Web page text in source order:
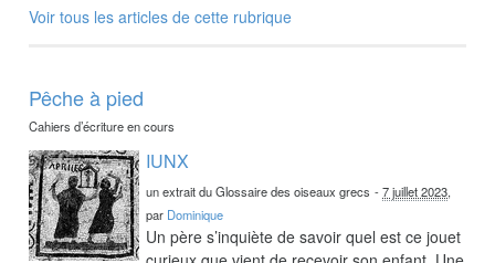
Voir tous les articles de cette rubrique
Pêche à pied
Cahiers d’écriture en cours
IUNX
un extrait du Glossaire des oiseaux grecs -7 juillet 2023,
par Dominique
Un père s’inquiète de savoir quel est ce jouet